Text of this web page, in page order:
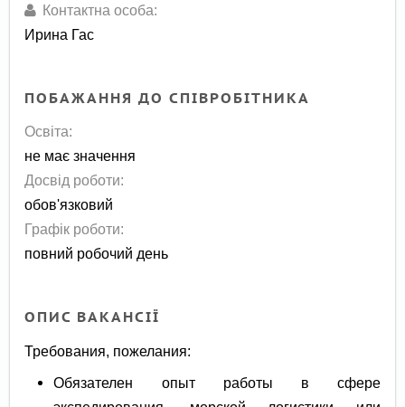
Контактна особа:
Ирина Гас
ПОБАЖАННЯ ДО СПІВРОБІТНИКА
Освіта:
не має значення
Досвід роботи:
обов'язковий
Графік роботи:
повний робочий день
ОПИС ВАКАНСІЇ
Требования, пожелания:
Обязателен опыт работы в сфере